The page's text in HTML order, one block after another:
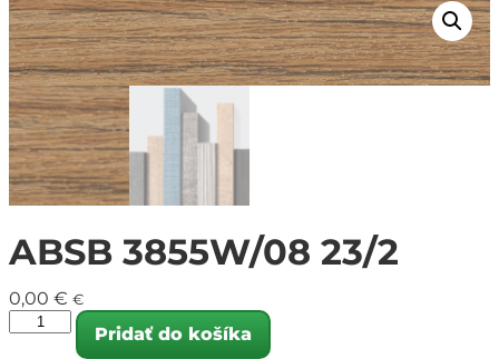
ABSB 3855W/08 23/2
0,00 € €
Pridať do košíka